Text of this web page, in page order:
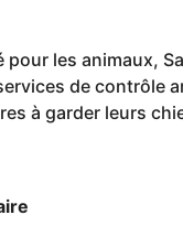
pour les animaux,
de contrôle
à garder leurs